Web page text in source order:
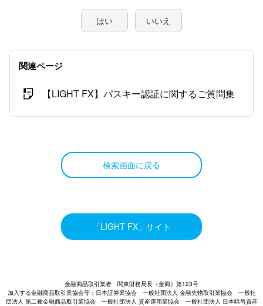
はい いいえ
関連ページ
【LIGHT FX】パスキー認証に関するご質問集
検索画面に戻る
「LIGHT FX」サイト
金融商品取引業者 関東財務局長（金商）第123号
加入する金融商品取引業協会等：日本証券業協会 一般社団法人 金融先物取引業協会 一般社
団法人 第二種金融商品取引業協会 一般社団法人 資産運用業協会 一般社団法人 日本暗号資産